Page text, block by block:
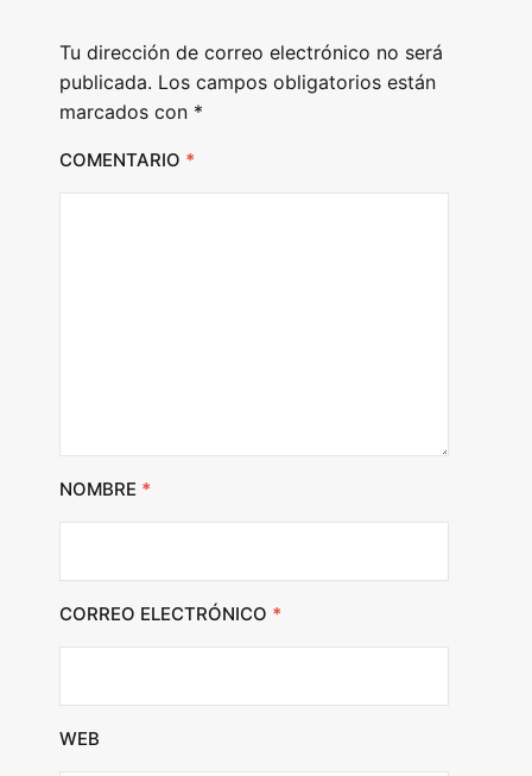
r
Tu dirección de correo electrónico no será
publicada. Los campos obligatorios están
marcados con *
COMENTARIO *
NOMBRE *
CORREO ELECTRÓNICO *
WEB